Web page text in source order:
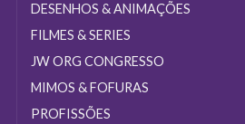
DESENHOS & ANIMAÇÕES
FILMES & SERIES
JW ORG CONGRESSO
MIMOS & FOFURAS
PROFISSÕES